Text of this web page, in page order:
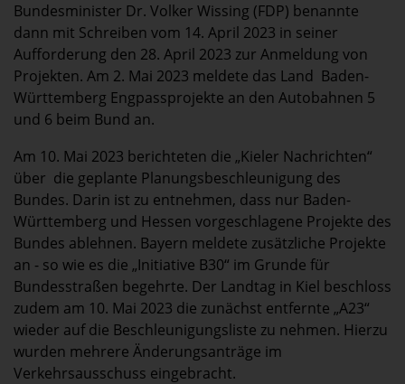
Bundesminister Dr. Volker Wissing (FDP) benannte
dann mit Schreiben vom 14. April 2023 in seiner
Aufforderung den 28. April 2023 zur Anmeldung von
Projekten. Am 2. Mai 2023 meldete das Land Baden-
Württemberg Engpassprojekte an den Autobahnen 5
und 6 beim Bund an.
Am 10. Mai 2023 berichteten die „Kieler Nachrichten“
über die geplante Planungsbeschleunigung des
Bundes. Darin ist zu entnehmen, dass nur Baden-
Württemberg und Hessen vorgeschlagene Projekte des
Bundes ablehnen. Bayern meldete zusätzliche Projekte
an - so wie es die „Initiative B30“ im Grunde für
Bundesstraßen begehrte. Der Landtag in Kiel beschloss
zudem am 10. Mai 2023 die zunächst entfernte „A23“
wieder auf die Beschleunigungsliste zu nehmen. Hierzu
wurden mehrere Änderungsanträge im
Verkehrsausschuss eingebracht.